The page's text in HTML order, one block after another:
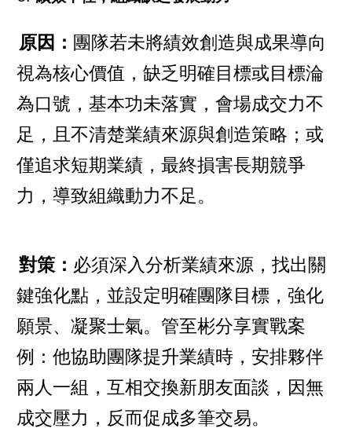
原因： 團隊若未將績效創造與成果導向
視為核心價值，缺乏明確目標或目標淪
為口號，基本功未落實，會場成交力不
足，且不清楚業績來源與創造策略；或
僅追求短期業績，最終損害長期競爭
力，導致組織動力不足。
對策： 必須深入分析業績來源，找出關
鍵強化點，並設定明確團隊目標，強化
願景、凝聚士氣。管至彬分享實戰案
例：他協助團隊提升業績時，安排夥伴
兩人一組，互相交換新朋友面談，因無
成交壓力，反而促成多筆交易。